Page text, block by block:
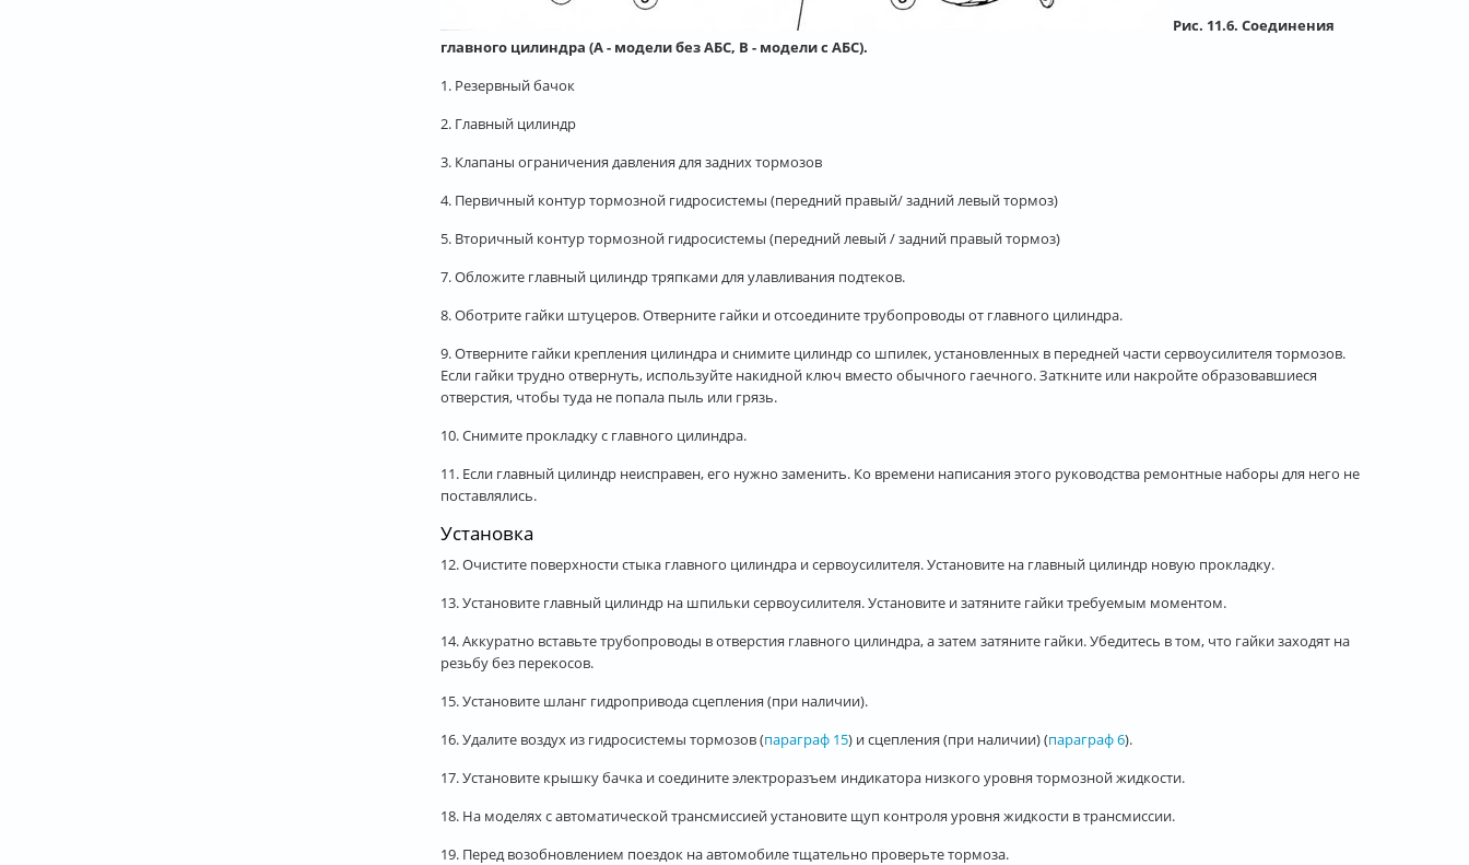
Рис. 11.6. Соединения
главного цилиндра (А - модели без АБС, В - модели с АБС).
1. Резервный бачок
2. Главный цилиндр
3. Клапаны ограничения давления для задних тормозов
4. Первичный контур тормозной гидросистемы (передний правый/ задний левый тормоз)
5. Вторичный контур тормозной гидросистемы (передний левый / задний правый тормоз)
7. Обложите главный цилиндр тряпками для улавливания подтеков.
8. Оботрите гайки штуцеров. Отверните гайки и отсоедините трубопроводы от главного цилиндра.
9. Отверните гайки крепления цилиндра и снимите цилиндр со шпилек, установленных в передней части сервоусилителя тормозов.
Если гайки трудно отвернуть, используйте накидной ключ вместо обычного гаечного. Заткните или накройте образовавшиеся
отверстия, чтобы туда не попала пыль или грязь.
10. Снимите прокладку с главного цилиндра.
11. Если главный цилиндр неисправен, его нужно заменить. Ко времени написания этого руководства ремонтные наборы для него не
поставлялись.
Установка
12. Очистите поверхности стыка главного цилиндра и сервоусилителя. Установите на главный цилиндр новую прокладку.
13. Установите главный цилиндр на шпильки сервоусилителя. Установите и затяните гайки требуемым моментом.
14. Аккуратно вставьте трубопроводы в отверстия главного цилиндра, а затем затяните гайки. Убедитесь в том, что гайки заходят на
резьбу без перекосов.
15. Установите шланг гидропривода сцепления (при наличии).
16. Удалите воздух из гидросистемы тормозов (параграф 15) и сцепления (при наличии) (параграф 6).
17. Установите крышку бачка и соедините электроразъем индикатора низкого уровня тормозной жидкости.
18. На моделях с автоматической трансмиссией установите щуп контроля уровня жидкости в трансмиссии.
19. Перед возобновлением поездок на автомобиле тщательно проверьте тормоза.